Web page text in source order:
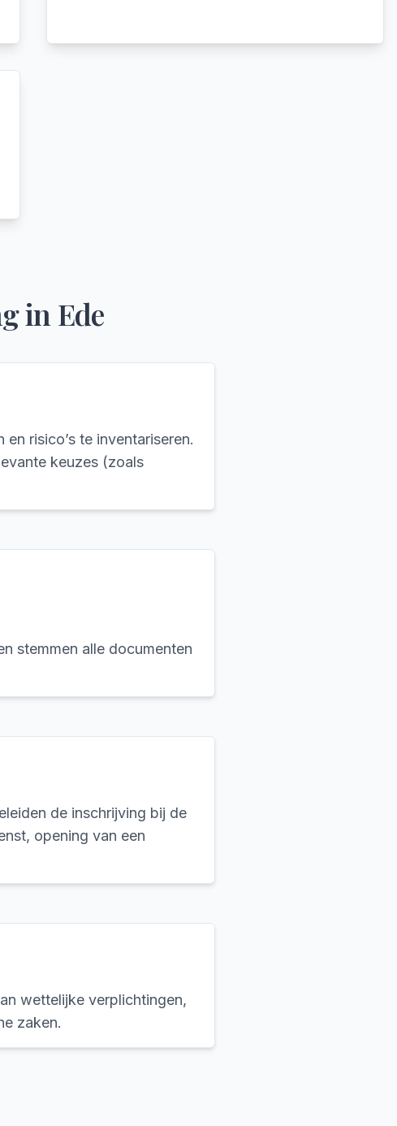
in Ede
risico’s te inventariseren.
keuzes (zoals
stemmen alle documenten
de inschrijving bij de
opening van een
wettelijke verplichtingen,
zaken.